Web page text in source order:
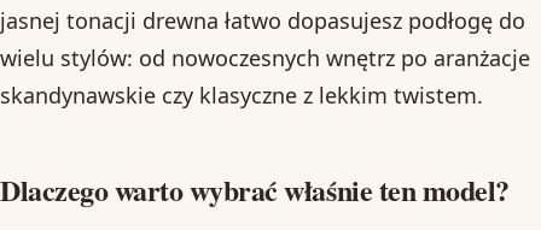
jasnej tonacji drewna łatwo dopasujesz podłogę do
wielu stylów: od nowoczesnych wnętrz po aranżacje
skandynawskie czy klasyczne z lekkim twistem.
Dlaczego warto wybrać właśnie ten model?